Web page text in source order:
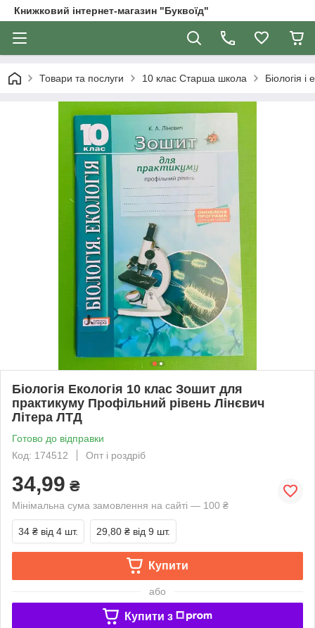
Книжковий інтернет-магазин "Буквоїд"
Товари та послуги 10 клас Старша школа Біологія і
Біологія Екологія 10 клас Зошит для
практикуму Профільний рівень Лінєвич
Літера ЛТД
Готово до відправки
Код: 174512
Опт і роздріб
34,99 ₴
Мінімальна сума замовлення на сайті — 100 ₴
34 ₴ від 4 шт. 29,80 ₴ від 9 шт.
Купити
або
Купити з